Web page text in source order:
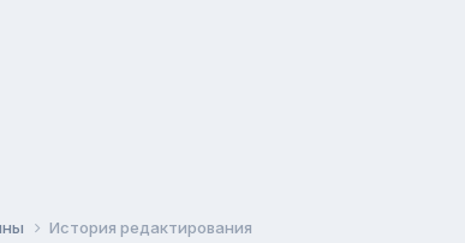
История редактирования